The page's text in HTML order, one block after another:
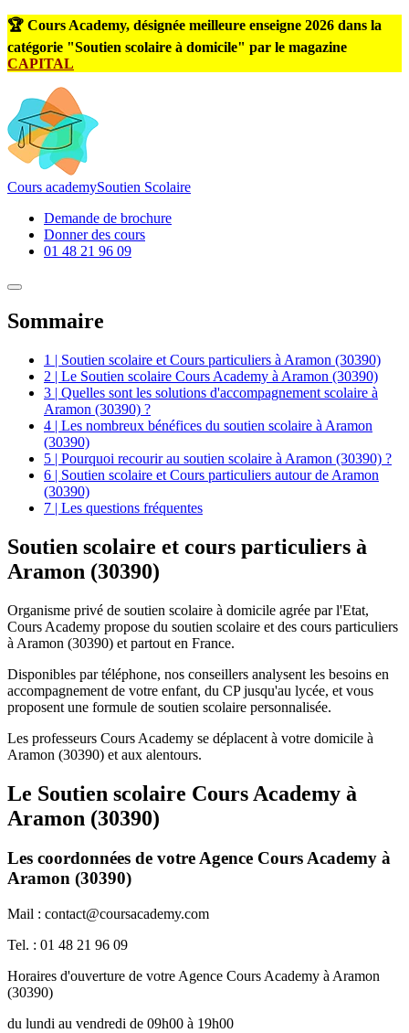
🏆 Cours Academy, désignée meilleure enseigne 2026 dans la
catégorie "Soutien scolaire à domicile" par le magazine
CAPITAL
Cours academySoutien Scolaire
Demande de brochure
Donner des cours
01 48 21 96 09
Sommaire
1 | Soutien scolaire et Cours particuliers à Aramon (30390)
2 | Le Soutien scolaire Cours Academy à Aramon (30390)
3 | Quelles sont les solutions d'accompagnement scolaire à
Aramon (30390) ?
4 | Les nombreux bénéfices du soutien scolaire à Aramon
(30390)
5 | Pourquoi recourir au soutien scolaire à Aramon (30390) ?
6 | Soutien scolaire et Cours particuliers autour de Aramon
(30390)
7 | Les questions fréquentes
Soutien scolaire et cours particuliers à
Aramon (30390)
Organisme privé de soutien scolaire à domicile agrée par l'Etat,
Cours Academy propose du soutien scolaire et des cours particuliers
à Aramon (30390) et partout en France.
Disponibles par téléphone, nos conseillers analysent les besoins en
accompagnement de votre enfant, du CP jusqu'au lycée, et vous
proposent une formule de soutien scolaire personnalisée.
Les professeurs Cours Academy se déplacent à votre domicile à
Aramon (30390) et aux alentours.
Le Soutien scolaire Cours Academy à
Aramon (30390)
Les coordonnées de votre Agence Cours Academy à
Aramon (30390)
Mail : contact@coursacademy.com
Tel. : 01 48 21 96 09
Horaires d'ouverture de votre Agence Cours Academy à Aramon
(30390)
du lundi au vendredi de 09h00 à 19h00